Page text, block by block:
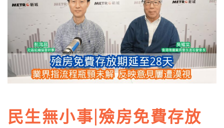
民生無小事|殮房免費存放